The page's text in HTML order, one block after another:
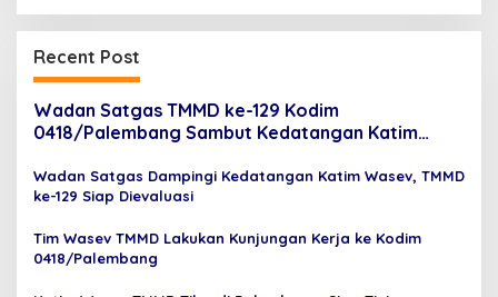
Recent Post
Wadan Satgas TMMD ke-129 Kodim
0418/Palembang Sambut Kedatangan Katim
Wadan Satgas Dampingi Kedatangan Katim Wasev, TMMD
ke-129 Siap Dievaluasi
Tim Wasev TMMD Lakukan Kunjungan Kerja ke Kodim
0418/Palembang